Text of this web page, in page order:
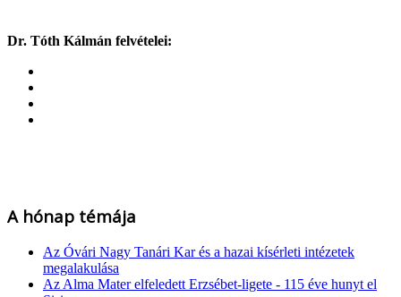
Dr. Tóth Kálmán felvételei:
A hónap témája
Az Óvári Nagy Tanári Kar és a hazai kísérleti intézetek
megalakulása
Az Alma Mater elfeledett Erzsébet-ligete - 115 éve hunyt el